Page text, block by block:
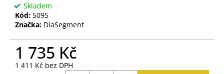
Skladem
Kód: 5095
Značka: DiaSegment
1 735 Kč
1 411 Kč bez DPH
D
o
p
o
u